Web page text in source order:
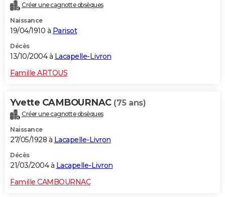
Créer une cagnotte obsèques
Naissance
19/04/1910 à Parisot
Décès
13/10/2004 à Lacapelle-Livron
Famille ARTOUS
Yvette CAMBOURNAC (75 ans)
Créer une cagnotte obsèques
Naissance
27/05/1928 à Lacapelle-Livron
Décès
21/03/2004 à Lacapelle-Livron
Famille CAMBOURNAC